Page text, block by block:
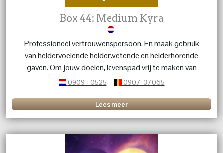
Box 44: Medium Kyra
Professioneel vertrouwenspersoon. En maak gebruik
van heldervoelende helderwetende en helderhorende
gaven. Om jouw doelen, levenspad vrij te maken van
obstakels.
0909 - 0525 0907-37065
Lees meer